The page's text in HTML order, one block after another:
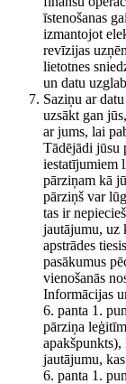
īstenošanas
izmantojot
revīzijas
lietotnes
un datu
Saziņu ar
uzsākt gan
ar jums, lai
Tādējādi jūsu
iestatījumiem
pārziņam kā
pārziņš var
tas ir
jautājumu, uz
apstrādes
pasākumus
vienošanās
Informācijas
6. panta 1.
pārziņa
apakšpunkts),
jautājumu,
6. panta 1.